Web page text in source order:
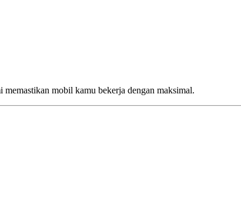
mobil kamu bekerja dengan maksimal.